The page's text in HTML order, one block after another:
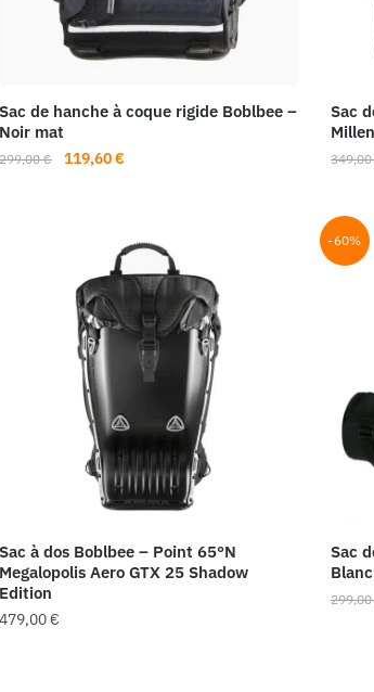
Sac de hanche à coque rigide Boblbee –
Noir mat
299,00€
Le
299,00 €.
119,60€Le
119,60 €.
Sac
Sac à dos Boblbee – Point 65°N
Megalopolis Aero GTX 25 Shadow
Edition
479,00€
-60%
Sac